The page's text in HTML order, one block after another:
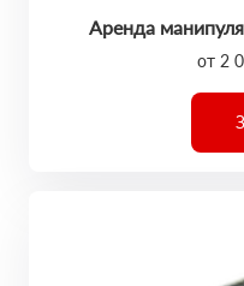
Аренда
от 2